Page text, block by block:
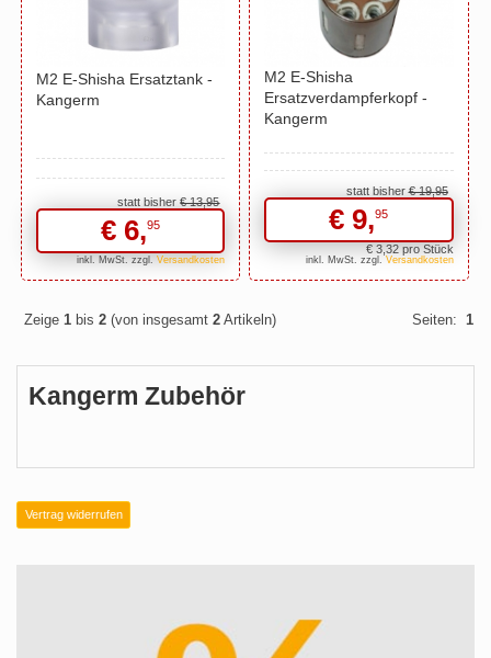
Vertrag widerrufen
M2 E-Shisha Ersatztank -
Kangerm
statt bisher€ 13,95
€ 6,95
inkl. MwSt. zzgl.Versandkosten
M2 E-Shisha
Ersatzverdampferkopf -
Kangerm
statt bisher€ 19,95
€ 9,95
€ 3, 32 pro Stück
inkl. MwSt. zzgl. Versandkosten
Zeige 1 bis 2 (von insgesamt 2 Artikeln) Seiten: 1
Kangerm Zubehör